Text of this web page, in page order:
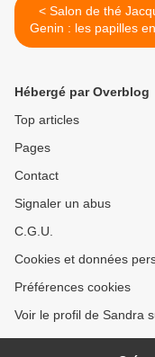
< Salon de thé Jacques
Genin : les papilles
Hébergé par Overblog
Top articles
Pages
Contact
Signaler un abus
C.G.U.
Cookies et données
Préférences cookies
Voir le profil de Sandra